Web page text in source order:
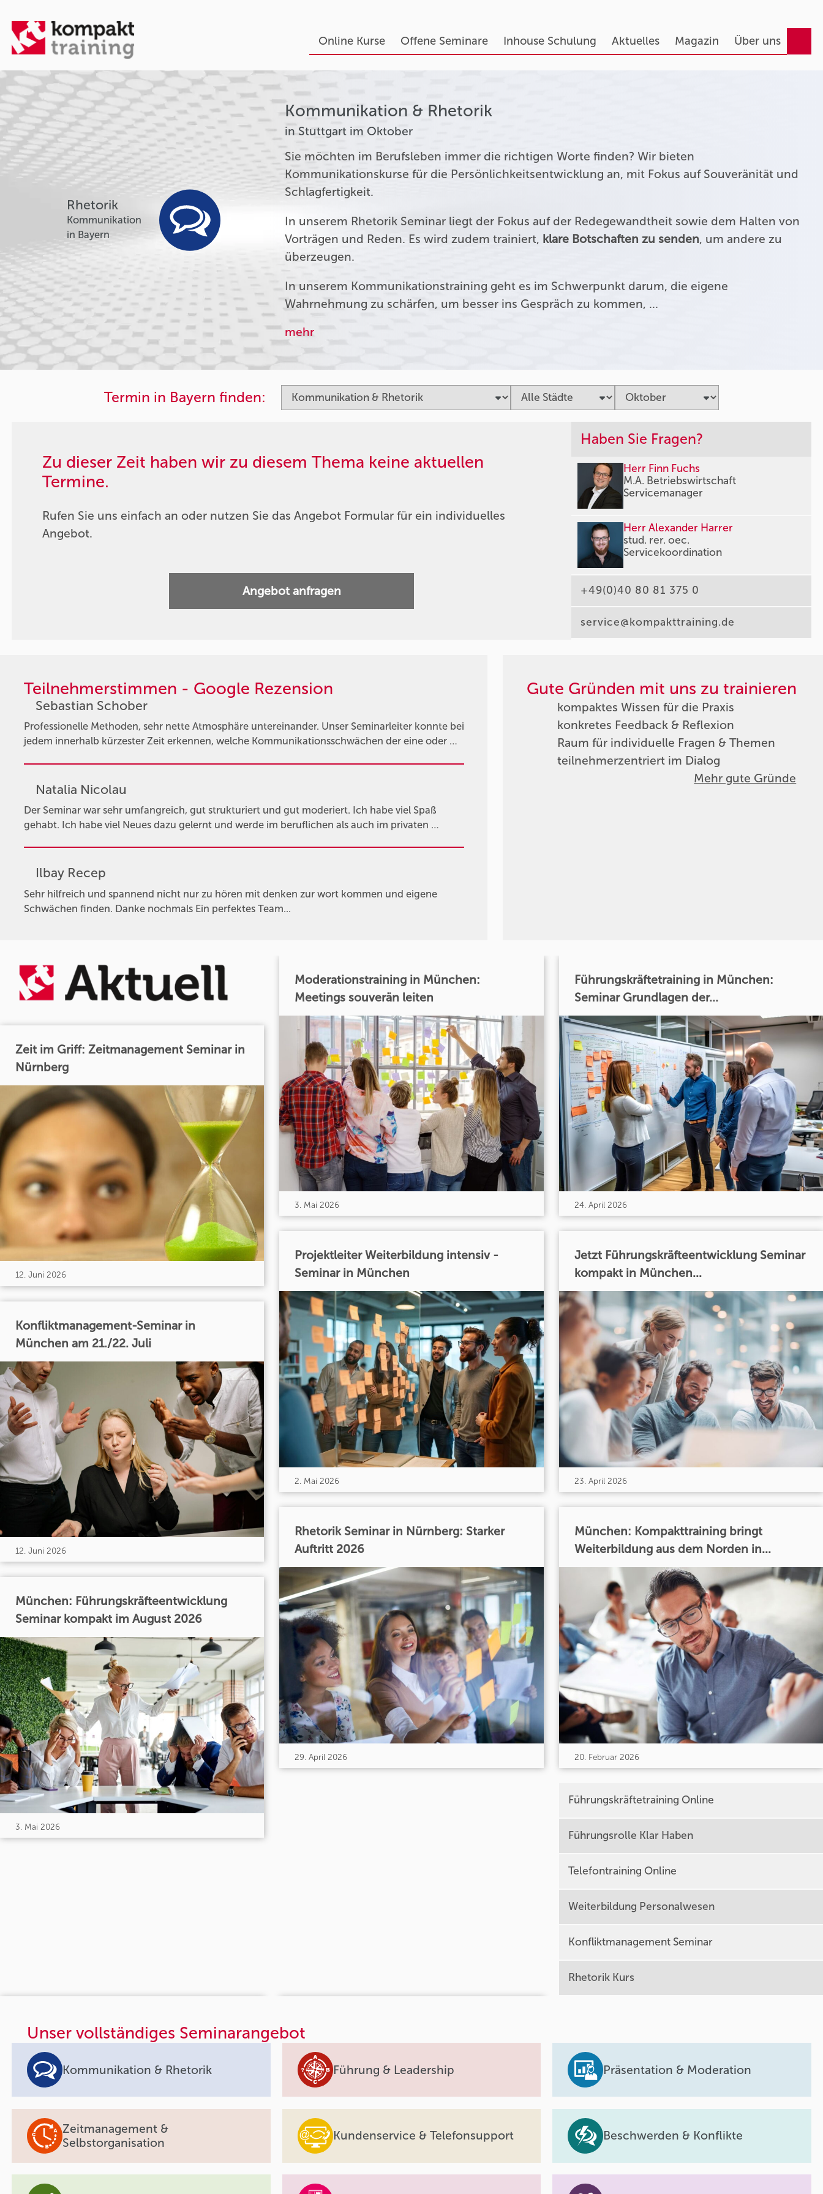
Online Kurse Offene Seminare Inhouse Schulung Aktuelles Magazin Über uns
Rhetorik
Kommunikation
in Bayern
Kommunikation & Rhetorik
in Stuttgart im Oktober
Sie möchten im Berufsleben immer die richtigen Worte finden? Wir bieten
Kommunikationskurse für die Persönlichkeitsentwicklung an, mit Fokus auf Souveränität und
Schlagfertigkeit.
In unserem Rhetorik Seminar liegt der Fokus auf der Redegewandtheit sowie dem Halten von
Vorträgen und Reden. Es wird zudem trainiert, klare Botschaften zu senden, um andere zu
überzeugen.
In unserem Kommunikationstraining geht es im Schwerpunkt darum, die eigene
Wahrnehmung zu schärfen, um besser ins Gespräch zu kommen, …
mehr
Termin in Bayern finden:
Zu dieser Zeit haben wir zu diesem Thema keine aktuellen
Termine.
Rufen Sie uns einfach an oder nutzen Sie das Angebot Formular für ein individuelles
Angebot.
Angebot anfragen
Haben Sie Fragen?
Herr Finn Fuchs
M.A. Betriebswirtschaft
Servicemanager
Herr Alexander Harrer
stud. rer. oec.
Servicekoordination
+49(0)40 80 81 375 0
service@kompakttraining.de
Teilnehmerstimmen - Google Rezension
Sebastian Schober
Professionelle Methoden, sehr nette Atmosphäre untereinander. Unser Seminarleiter konnte bei
jedem innerhalb kürzester Zeit erkennen, welche Kommunikationsschwächen der eine oder …
Natalia Nicolau
Der Seminar war sehr umfangreich, gut strukturiert und gut moderiert. Ich habe viel Spaß
gehabt. Ich habe viel Neues dazu gelernt und werde im beruflichen als auch im privaten …
Ilbay Recep
Sehr hilfreich und spannend nicht nur zu hören mit denken zur wort kommen und eigene
Schwächen finden. Danke nochmals Ein perfektes Team...
Gute Gründen mit uns zu trainieren
kompaktes Wissen für die Praxis
konkretes Feedback & Reflexion
Raum für individuelle Fragen & Themen
teilnehmerzentriert im Dialog
Mehr gute Gründe
Zeit im Griff: Zeitmanagement Seminar in
Nürnberg
12. Juni 2026
Konfliktmanagement-Seminar in
München am 21./22. Juli
12. Juni 2026
München: Führungskräfteentwicklung
Seminar kompakt im August 2026
3. Mai 2026
Moderationstraining in München:
Meetings souverän leiten
3. Mai 2026
Projektleiter Weiterbildung intensiv -
Seminar in München
2. Mai 2026
Rhetorik Seminar in Nürnberg: Starker
Auftritt 2026
29. April 2026
Führungskräftetraining in München:
Seminar Grundlagen der...
24. April 2026
Jetzt Führungskräfteentwicklung Seminar
kompakt in München...
23. April 2026
München: Kompakttraining bringt
Weiterbildung aus dem Norden in...
20. Februar 2026
Führungskräftetraining Online
Führungsrolle Klar Haben
Telefontraining Online
Weiterbildung Personalwesen
Konfliktmanagement Seminar
Rhetorik Kurs
Unser vollständiges Seminarangebot
Kommunikation & Rhetorik Führung & Leadership Präsentation & Moderation
Zeitmanagement &
Selbstorganisation
Kundenservice & Telefonsupport Beschwerden & Konflikte